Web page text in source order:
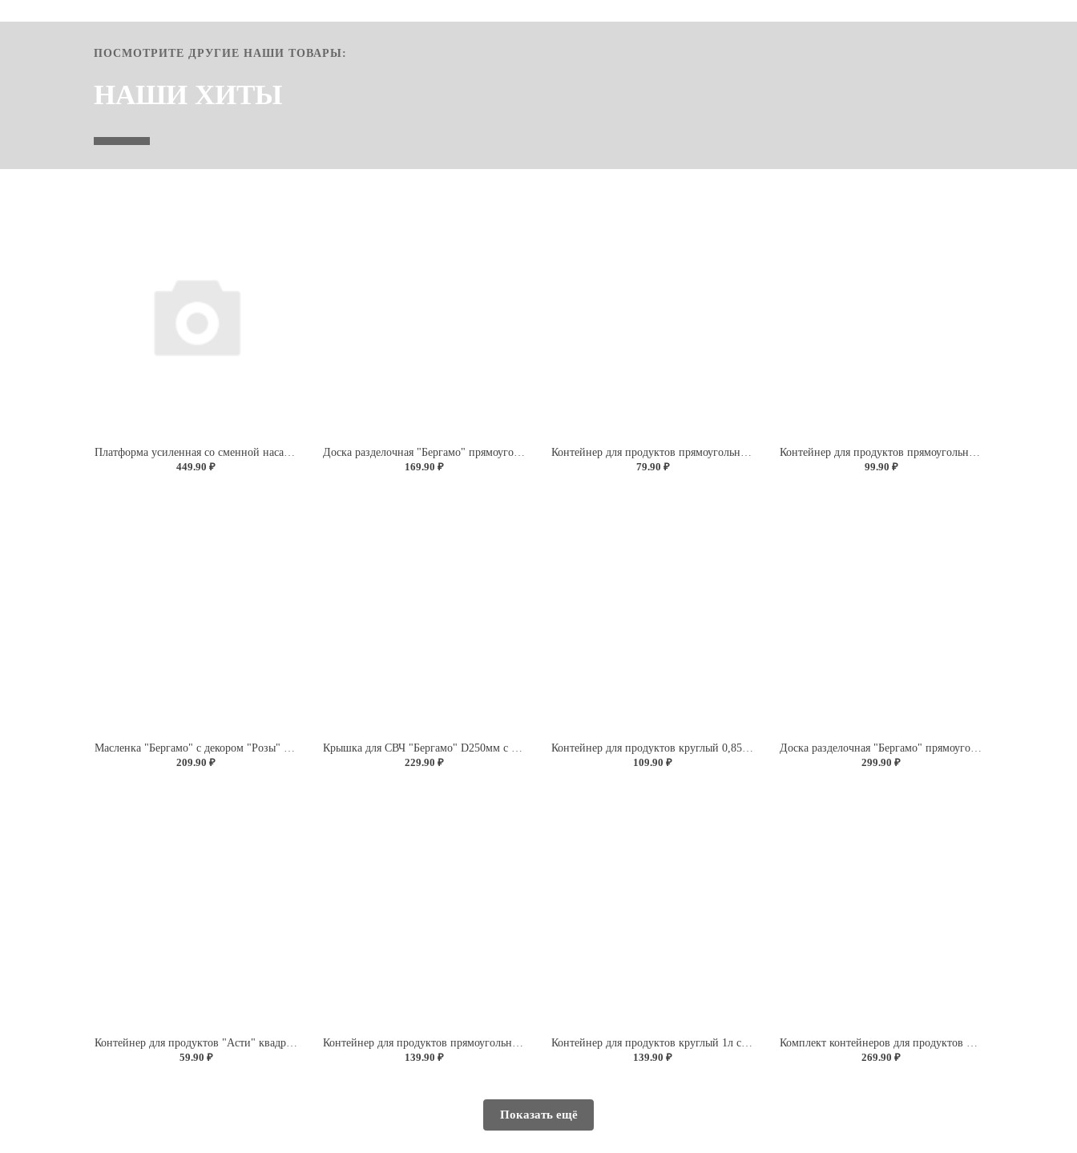
ПОСМОТРИТЕ ДРУГИЕ НАШИ ТОВАРЫ:
НАШИ ХИТЫ
Платформа усиленная со сменной насадкой "Экстра Синель" (без определения цвета)
449.90 ₽
Доска разделочная "Бергамо" прямоугольная 260x155x3,5мм с декором "Розы" (светло-розовый)
169.90 ₽
Контейнер для продуктов прямоугольный 0,5л (светло-розовый)
79.90 ₽
Контейнер для продуктов прямоугольный 0,85л (светло-розовый)
99.90 ₽
209.90 ₽
229.90 ₽
109.90 ₽
299.90 ₽
Контейнер для продуктов "Асти" квадратный 0,5л (темно-коричневый)
59.90 ₽
Контейнер для продуктов прямоугольный 1,5л (светло-розовый)
139.90 ₽
Контейнер для продуктов круглый 1л с декором "Розы" (светло-розовый)
139.90 ₽
Комплект контейнеров для продуктов прямоугольных 3 шт. (0,5л+0,85л+1,5л) (светло-розовый)
269.90 ₽
Показать ещё